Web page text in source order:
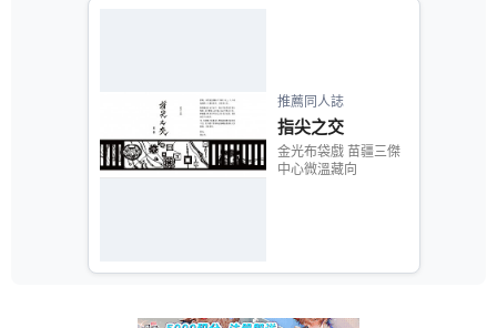
推薦同人誌
指尖之交
金光布袋戲 苗疆三傑
中心微溫藏向